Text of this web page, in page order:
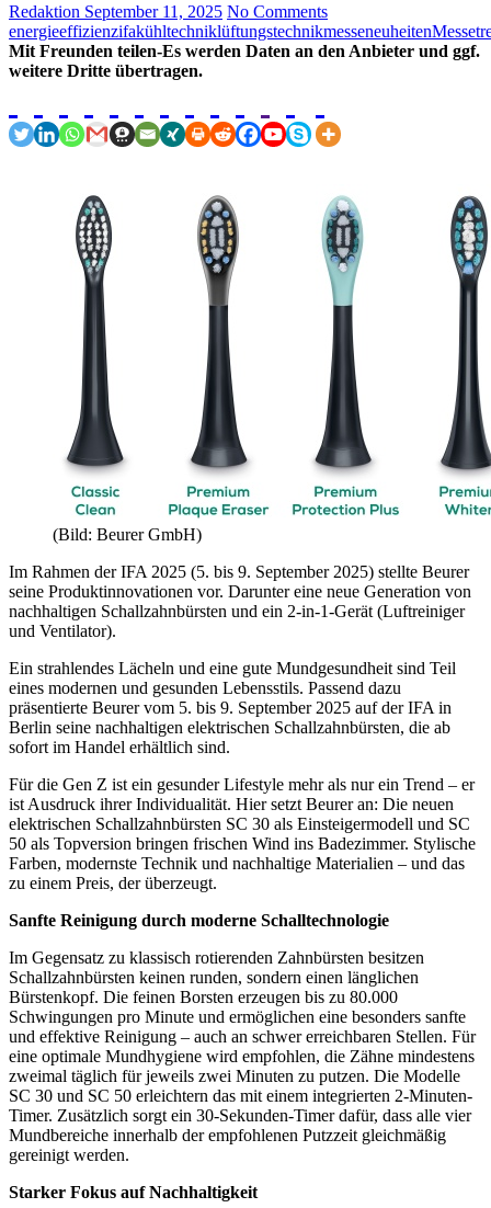
Redaktion September 11, 2025 No Comments
energieeffizienzifakühltechniklüftungstechnikmesseneuheiten
Mit Freunden teilen-Es werden Daten an den Anbieter und ggf.
weitere Dritte übertragen.
(Bild: Beurer GmbH)
Im Rahmen der IFA 2025 (5. bis 9. September 2025) stellte Beurer
seine Produktinnovationen vor. Darunter eine neue Generation von
nachhaltigen Schallzahnbürsten und ein 2-in-1-Gerät (Luftreiniger
und Ventilator).
Ein strahlendes Lächeln und eine gute Mundgesundheit sind Teil
eines modernen und gesunden Lebensstils. Passend dazu
präsentierte Beurer vom 5. bis 9. September 2025 auf der IFA in
Berlin seine nachhaltigen elektrischen Schallzahnbürsten, die ab
sofort im Handel erhältlich sind.
Für die Gen Z ist ein gesunder Lifestyle mehr als nur ein Trend – er
ist Ausdruck ihrer Individualität. Hier setzt Beurer an: Die neuen
elektrischen Schallzahnbürsten SC 30 als Einsteigermodell und SC
50 als Topversion bringen frischen Wind ins Badezimmer. Stylische
Farben, modernste Technik und nachhaltige Materialien – und das
zu einem Preis, der überzeugt.
Sanfte Reinigung durch moderne Schalltechnologie
Im Gegensatz zu klassisch rotierenden Zahnbürsten besitzen
Schallzahnbürsten keinen runden, sondern einen länglichen
Bürstenkopf. Die feinen Borsten erzeugen bis zu 80.000
Schwingungen pro Minute und ermöglichen eine besonders sanfte
und effektive Reinigung – auch an schwer erreichbaren Stellen. Für
eine optimale Mundhygiene wird empfohlen, die Zähne mindestens
zweimal täglich für jeweils zwei Minuten zu putzen. Die Modelle
SC 30 und SC 50 erleichtern das mit einem integrierten 2-Minuten-
Timer. Zusätzlich sorgt ein 30-Sekunden-Timer dafür, dass alle vier
Mundbereiche innerhalb der empfohlenen Putzzeit gleichmäßig
gereinigt werden.
Starker Fokus auf Nachhaltigkeit